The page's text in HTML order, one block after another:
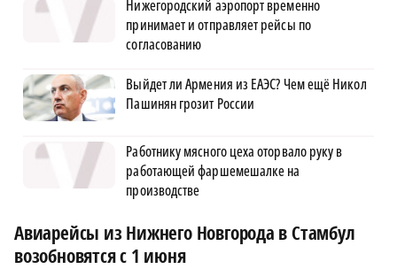
Нижегородский аэропорт временно
принимает и отправляет рейсы по
согласованию
Выйдет ли Армения из ЕАЭС? Чем ещё Никол
Пашинян грозит России
Работнику мясного цеха оторвало руку в
работающей фаршемешалке на
производстве
Авиарейсы из Нижнего Новгорода в Стамбул
возобновятся с 1 июня